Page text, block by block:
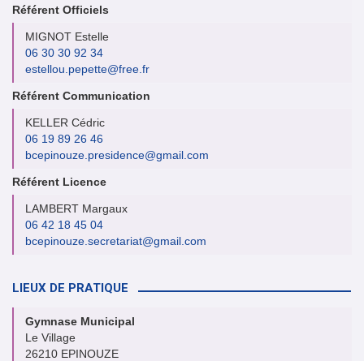
Référent Officiels
MIGNOT Estelle
06 30 30 92 34
estellou.pepette@free.fr
Référent Communication
KELLER Cédric
06 19 89 26 46
bcepinouze.presidence@gmail.com
Référent Licence
LAMBERT Margaux
06 42 18 45 04
bcepinouze.secretariat@gmail.com
LIEUX DE PRATIQUE
Gymnase Municipal
Le Village
26210 EPINOUZE